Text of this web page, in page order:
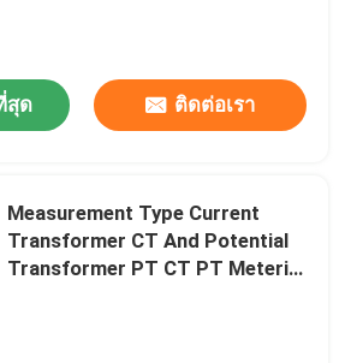
สุด ติดต่อเรา
Measurement Type Current
Transformer CT And Potential
Transformer PT CT PT Metering